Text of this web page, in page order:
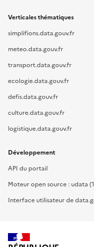
Verticales thématiques
simplifions.data.gouv.fr
meteo.data.gouv.fr
transport.data.gouv.fr
ecologie.data.gouv.fr
defis.data.gouv.fr
culture.data.gouv.fr
logistique.data.gouv.fr
Développement
API du portail
Moteur open source : udata
Interface utilisateur de